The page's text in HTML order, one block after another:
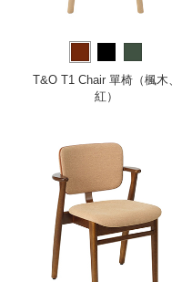
T&O T1 Chair 單椅（楓木、
紅）